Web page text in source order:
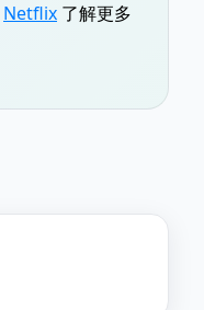
Netflix 了解更多